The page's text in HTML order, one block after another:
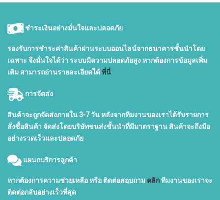
ชำระเงินอย่างมั่นใจและปลอดภัย
รองรับการชำระค่าสินค้าผ่านระบบออนไลน์จากธนาคารชั้นนำโดย
เฉพาะ จึงมั่นใจได้ว่า ระบบมีความปลอดภัยสูง หากต้องการข้อมูลเพิ่ม
เติม สามารถอ่านรายละเอียดได้ที่นี่
การจัดส่ง
สินค้าจะถูกจัดส่งภายใน 3-7 วัน หลังจากทีมงานของเราได้รับรายการ
สั่งซื้อสินค้า จัดส่งโดยบริษัทขนส่งชั้นนำที่มีมาตราฐาน สินค้าจะถึงมือ
อย่างรวดเร็วและปลอดภัย
แผนกบริการลูกค้า
หากต้องการความช่วยเหลือ หรือ ติดต่อสอบถาม คลิกทีมงานของเราจะ
ติดต่อกลับอย่างเร็วที่สุด